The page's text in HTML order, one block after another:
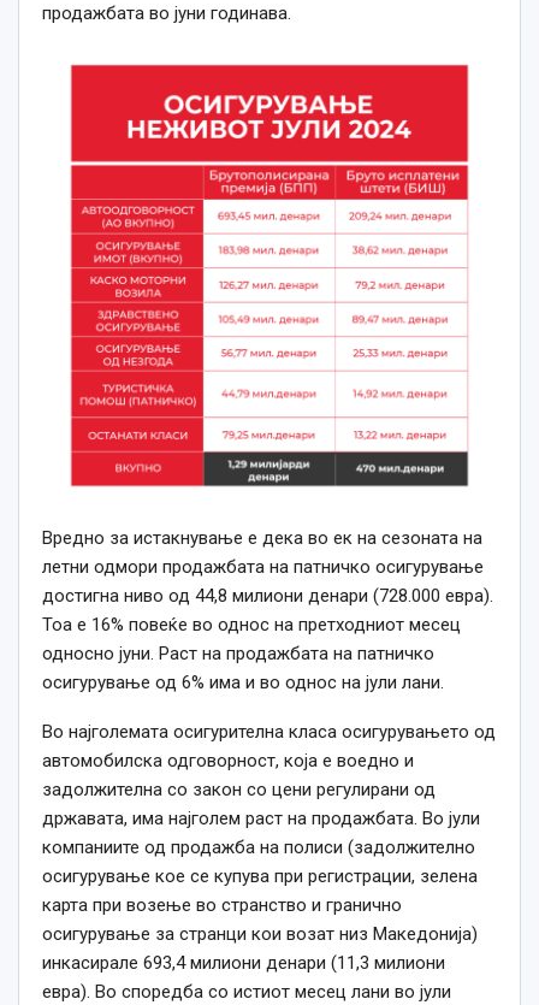
продажбата во јуни годинава.
Вредно за истакнување е дека во ек на сезоната на
летни одмори продажбата на патничко осигурување
достигна ниво од 44,8 милиони денари (728.000 евра).
Тоа е 16% повеќе во однос на претходниот месец
односно јуни. Раст на продажбата на патничко
осигурување од 6% има и во однос на јули лани.
Во најголемата осигурителна класа осигурувањето од
автомобилска одговорност, која е воедно и
задолжителна со закон со цени регулирани од
државата, има најголем раст на продажбата. Во јули
компаниите од продажба на полиси (задолжително
осигурување кое се купува при регистрации, зелена
карта при возење во странство и гранично
осигурување за странци кои возат низ Македонија)
инкасирале 693,4 милиони денари (11,3 милиони
евра). Во споредба со истиот месец лани во јули